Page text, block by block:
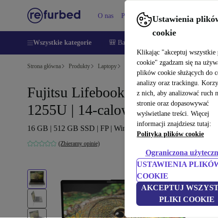
Ustawienia
cookie
Klikając "akceptuj
cookie" zgadzam się na
plików cookie służących do
analizy oraz trackingu.
z nich, aby analizować ruch
stronie oraz dopasowywać
wyświetlane treści. Więcej
informacji znajdziesz tutaj:
Polityka plików cookie
Ograniczona
USTAWIENIA
COOKIE
AKCEPTUJ
PLIKI COOKIE
O nas Pomoc
Wszystkie kategorie 🎒 Back to school
Strona główna Produkty Laptopy Laptopy Fujitsu
Fujitsu Lifebook U7412 | i7-
1255U | 14-calowych
16 GB | 512 GB SSD | FP | Win 11 Pro | DE
(Zbieramy opinie)